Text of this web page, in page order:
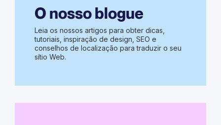
O nosso blogue
Leia os nossos artigos para obter dicas,
tutoriais, inspiração de design, SEO e
conselhos de localização para traduzir o seu
sítio Web.